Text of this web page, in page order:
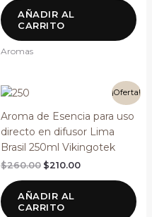
AÑADIR AL
CARRITO
Aromas
¡Oferta!
Aroma de Esencia para uso
directo en difusor Lima
Brasil 250ml Vikingotek
$260.00
original
$260.00.
$210.00
actual
$210.00.
AÑADIR AL
CARRITO